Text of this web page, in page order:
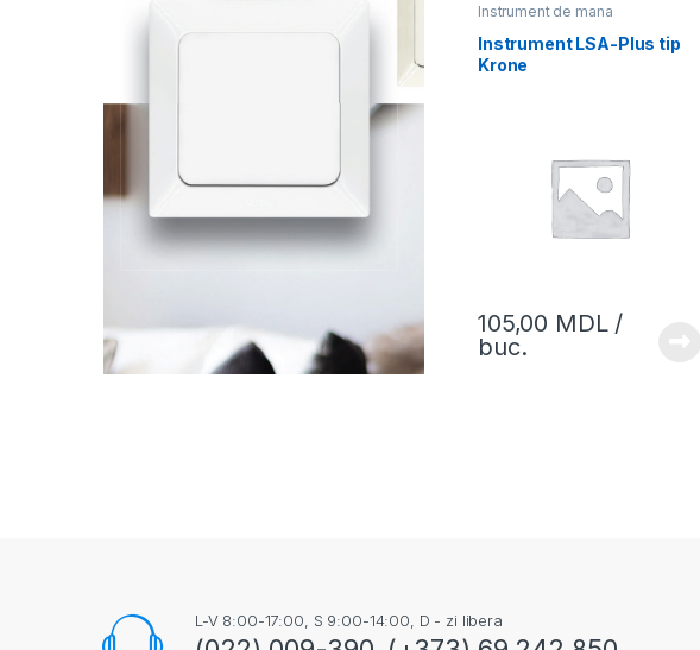
Instrument de mana
Instrument LSA-Plus tip
Krone
105,00 MDL/
buc.
L-V 8:00-17:00, S 9:00-14:00, D - zi libera